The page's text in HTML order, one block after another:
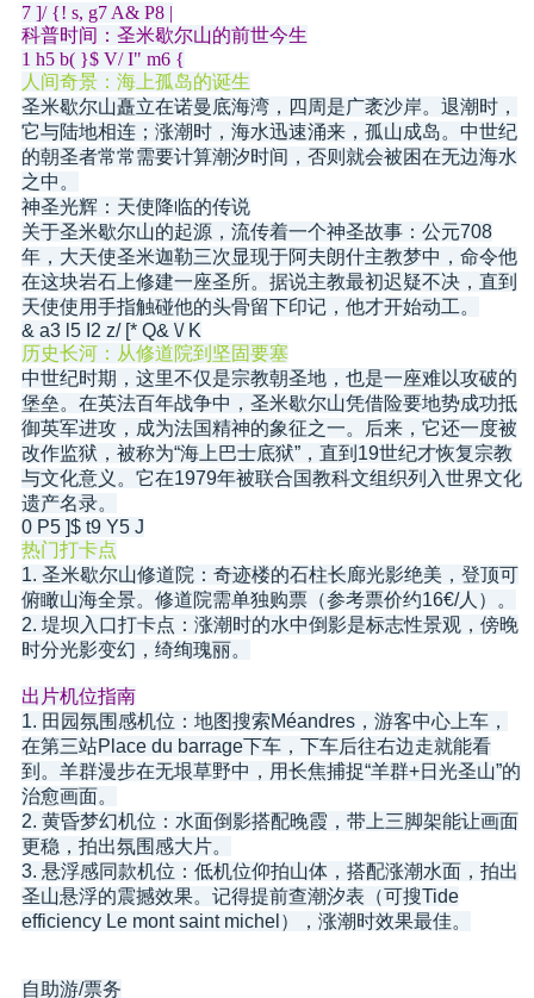
7 ]/ {! s, g7 A& P8 |
科普时间：圣米歇尔山的前世今生
1 h5 b( }$ V/ I" m6 {
人间奇景：海上孤岛的诞生
圣米歇尔山矗立在诺曼底海湾，四周是广袤沙岸。退潮时，
它与陆地相连；涨潮时，海水迅速涌来，孤山成岛。中世纪
的朝圣者常常需要计算潮汐时间，否则就会被困在无边海水
之中。
神圣光辉：天使降临的传说
关于圣米歇尔山的起源，流传着一个神圣故事：公元708
年，大天使圣米迦勒三次显现于阿夫朗什主教梦中，命令他
在这块岩石上修建一座圣所。据说主教最初迟疑不决，直到
天使使用手指触碰他的头骨留下印记，他才开始动工。
& a3 l5 I2 z/ [* Q& \/ K
历史长河：从修道院到坚固要塞
中世纪时期，这里不仅是宗教朝圣地，也是一座难以攻破的
堡垒。在英法百年战争中，圣米歇尔山凭借险要地势成功抵
御英军进攻，成为法国精神的象征之一。后来，它还一度被
改作监狱，被称为“海上巴士底狱”，直到19世纪才恢复宗教
与文化意义。它在1979年被联合国教科文组织列入世界文化
遗产名录。
0 P5 ]$ t9 Y5 J
热门打卡点
1. 圣米歇尔山修道院：奇迹楼的石柱长廊光影绝美，登顶可
俯瞰山海全景。修道院需单独购票（参考票价约16€/人）。
2. 堤坝入口打卡点：涨潮时的水中倒影是标志性景观，傍晚
时分光影变幻，绮绚瑰丽。
出片机位指南
1. 田园氛围感机位：地图搜索Méandres，游客中心上车，
在第三站Place du barrage下车，下车后往右边走就能看
到。羊群漫步在无垠草野中，用长焦捕捉“羊群+日光圣山”的
治愈画面。
2. 黄昏梦幻机位：水面倒影搭配晚霞，带上三脚架能让画面
更稳，拍出氛围感大片。
3. 悬浮感同款机位：低机位仰拍山体，搭配涨潮水面，拍出
圣山悬浮的震撼效果。记得提前查潮汐表（可搜Tide
efficiency Le mont saint michel），涨潮时效果最佳。
自助游/票务